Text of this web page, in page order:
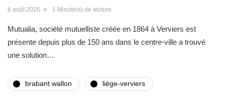
6 août 2026 1 Minute(s) de lecture
Mutualia, société mutuelliste créée en 1864 à Verviers est
présente depuis plus de 150 ans dans le centre-ville a trouvé
une solution…
brabant wallon liège-verviers